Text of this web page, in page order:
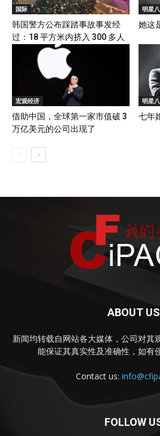
国际
韩国警方公布踩踏事故事发经
过：18 平方米内挤入 300 多人
明星
她这
宏观经济
借助中国，全球第一家市值破 3
万亿美元的公司出现了
明星
七年
ABOUT US
新闻均转载自网站各大媒体，公司对其
能保证其真实性及准确性，如有
Contact us:
FOLLOW